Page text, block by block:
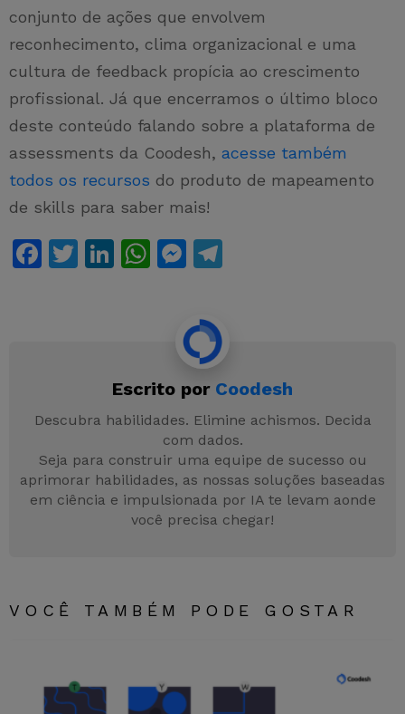
conjunto de ações que envolvem
reconhecimento, clima organizacional e uma
cultura de feedback propícia ao crescimento
profissional. Já que encerramos o último bloco
deste conteúdo falando sobre a plataforma de
assessments da Coodesh, acesse também
todos os recursos do produto de mapeamento
de skills para saber mais!
F
o
k
T
Li
n
W
p
p
M
s
s
e
n
g
er
m
Escrito por Coodesh
Descubra habilidades. Elimine achismos. Decida
com dados.
Seja para construir uma equipe de sucesso ou
aprimorar habilidades, as nossas soluções baseadas
em ciência e impulsionada por IA te levam aonde
você precisa chegar!
VOCÊ TAMBÉM PODE GOSTAR